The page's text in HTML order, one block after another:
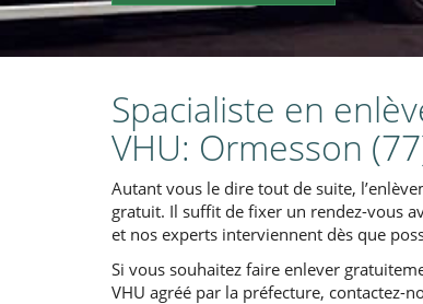
Spacialiste en
VHU: Ormesson
Autant vous le dire tout de suite,
gratuit. Il suffit de fixer un rendez-vous
et nos experts interviennent dès que
Si vous souhaitez faire enlever
VHU agréé par la préfecture, contactez-